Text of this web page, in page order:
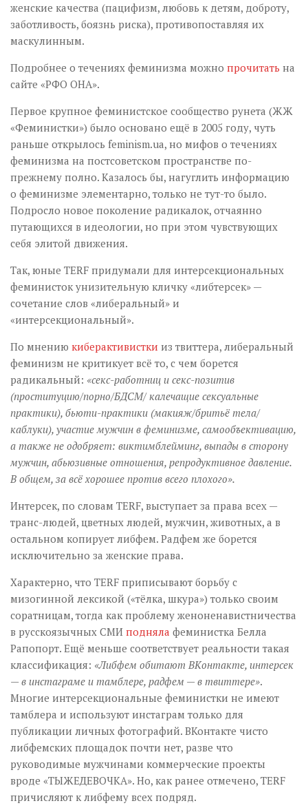
женские качества (пацифизм, любовь к детям, доброту,
заботливость, боязнь риска), противопоставляя их
маскулинным.
Подробнее о течениях феминизма можно прочитать на
сайте «РФО ОНА».
Первое крупное феминистское сообщество рунета (ЖЖ
«Феминистки») было основано ещё в 2005 году, чуть
раньше открылось feminism.ua, но мифов о течениях
феминизма на постсоветском пространстве по-
прежнему полно. Казалось бы, нагуглить информацию
о феминизме элементарно, только не тут-то было.
Подросло новое поколение радикалок, отчаянно
путающихся в идеологии, но при этом чувствующих
себя элитой движения.
Так, юные TERF придумали для интерсекциональных
феминисток унизительную кличку «либтерсек» —
сочетание слов «либеральный» и
«интерсекциональный».
По мнению киберактивистки из твиттера, либеральный
феминизм не критикует всё то, с чем борется
радикальный: «секс-работниц и секс-позитив
(проституцию/порно/БДСМ/ калечащие сексуальные
практики), бьюти-практики (макияж/бритьё тела/
каблуки), участие мужчин в феминизме, самообъективацию,
а также не одобряет: виктимблейминг, выпады в сторону
мужчин, абьюзивные отношения, репродуктивное давление.
В общем, за всё хорошее против всего плохого».
Интерсек, по словам TERF, выступает за права всех —
транс-людей, цветных людей, мужчин, животных, а в
остальном копирует либфем. Радфем же борется
исключительно за женские права.
Характерно, что TERF приписывают борьбу с
мизогинной лексикой («тёлка, шкура») только своим
соратницам, тогда как проблему женоненавистничества
в русскоязычных СМИ подняла феминистка Белла
Рапопорт. Ещё меньше соответствует реальности такая
классификация: «Либфем обитают ВКонтакте, интерсек
— в инстаграме и тамблере, радфем — в твиттере».
Многие интерсекциональные феминистки не имеют
тамблера и используют инстаграм только для
публикации личных фотографий. ВКонтакте чисто
либфемских площадок почти нет, разве что
руководимые мужчинами коммерческие проекты
вроде «ТЫЖЕДЕВОЧКА». Но, как ранее отмечено, TERF
причисляют к либфему всех подряд.